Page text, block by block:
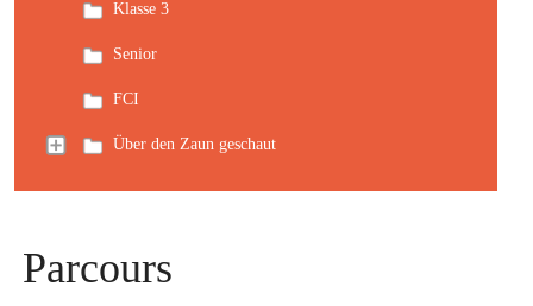
Klasse 3
Senior
FCI
Über den Zaun geschaut
Parcours